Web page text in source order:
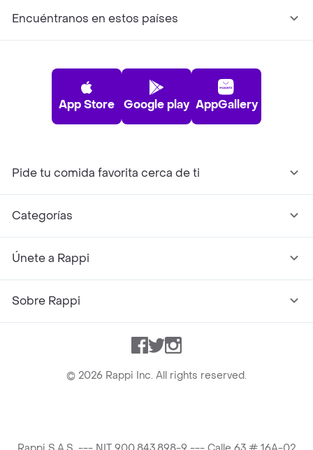
Encuéntranos en estos países
App Store Google play AppGallery
Pide tu comida favorita cerca de ti
Categorías
Únete a Rappi
Sobre Rappi
Facebook
TwitterInstagram
© 2026 Rappi Inc. All rights reserved.